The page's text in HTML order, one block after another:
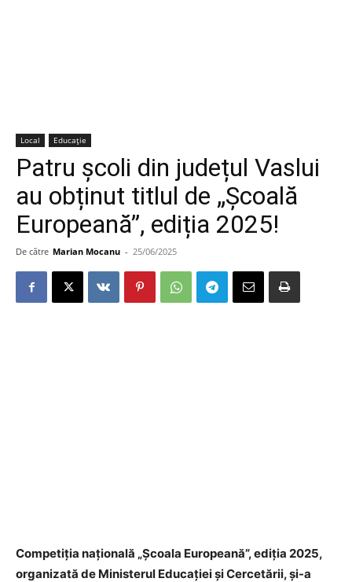
Local Educație
Patru şcoli din județul Vaslui
au obținut titlul de „Școală
Europeană”, ediția 2025!
De către Marian Mocanu - 25/06/2025
Competiția națională „Școala Europeană”, ediția 2025,
organizată de Ministerul Educației și Cercetării, şi-a